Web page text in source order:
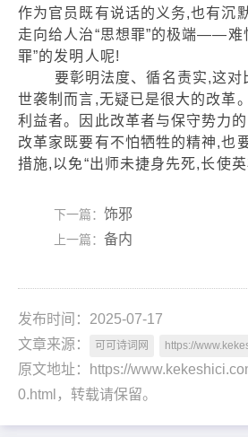
作为官员既有说话的义务,也有沉
走向给人治“思想罪”的极端——难
罪”的发明人呢!
要彰明法度、循名责实,这对
世袭制而言,无疑已是很大的改革
利益者。因此改革者与保守势力的
改革家既要有不怕牺牲的精神,也
措施,以免“出师未捷身先死,长使英
下一篇： 饰邪
上一篇： 备内
发布时间：2025-07-17
文章来源：
可可诗词网 https://
原文地址：https://
0.html，转载请保留。